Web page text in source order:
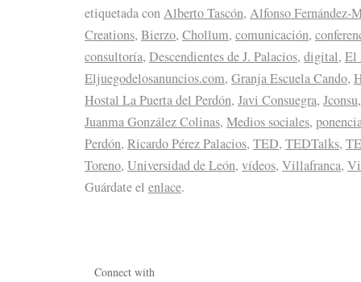
etiquetada conAlberto Tascón, Alfonso Fernández-
Creations, Bierzo, Chollum, comunicación,
consultoría, Descendientes de J. Palacios, digital, El
Eljuegodelosanuncios.com, Granja Escuela Cando,
Hostal La Puerta del Perdón, Javi Consuegra, Jconsu
Juanma González Colinas, Medios sociales,
Perdón, Ricardo Pérez Palacios, TED, TEDTalks,
Toreno, Universidad de León, vídeos, Villafranca,
Guárdate el enlace.
Connect with